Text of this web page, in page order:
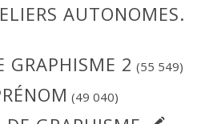
AUTONOMES.
GRAPHISME 2 (55 549)
(49 040)